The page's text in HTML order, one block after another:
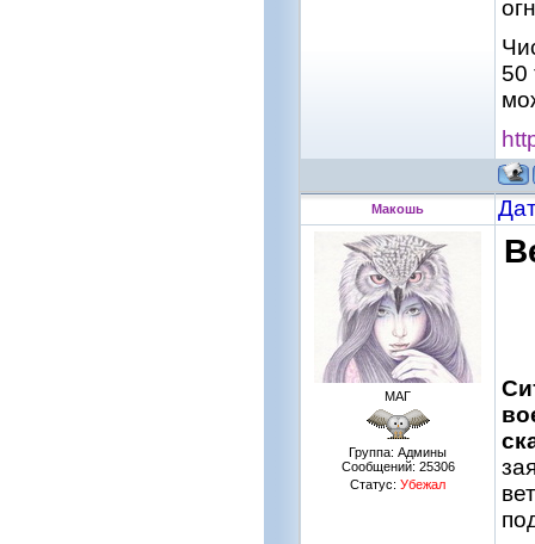
50
Макошь
МАГ
Группа: Админы
Сообщений: 25306
Статус: Убежал